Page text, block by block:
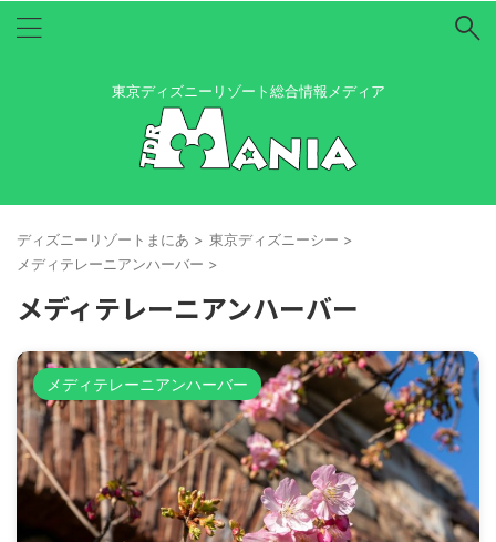
東京ディズニーリゾート総合情報メディア
ディズニーリゾートまにあ > 東京ディズニーシー >
メディテレーニアンハーバー >
メディテレーニアンハーバー
メディテレーニアンハーバー